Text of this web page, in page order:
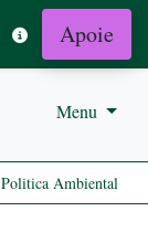
Apoie
Menu
Politica Ambiental